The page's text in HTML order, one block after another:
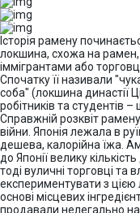
Історія рамену
локшина, схожа на рамен,
іммігрантами або
Спочатку її називали
соба" (локшина династії
робітників та
Справжній розквіт
війни. Японія лежала в
дешева, калорійна їжа.
до Японії велику
тоді вуличні торговці та
експериментувати з
основі місцевих
продавали нелегально